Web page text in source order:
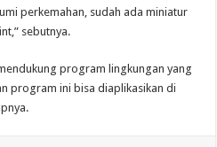
perkemahan, sudah ada miniatur
sebutnya.
program lingkungan yang
program ini bisa diaplikasikan di